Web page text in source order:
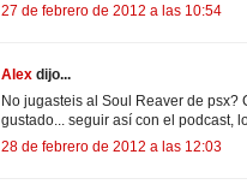
27 de febrero de 2012 a las 10:54
Alex dijo...
No jugasteis al Soul Reaver de psx?
gustado... seguir así con el podcast,
28 de febrero de 2012 a las 12:03